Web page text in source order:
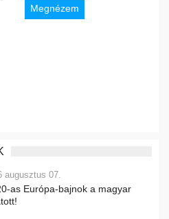
Megnézem
augusztus 07.
as Európa-bajnok a magyar